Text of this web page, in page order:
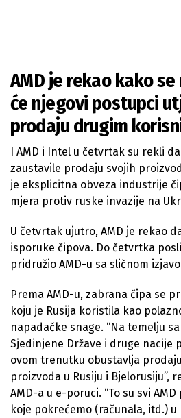
AMD je rekao kako
će njegovi postupci
prodaju drugim
I AMD i Intel u četvrtak su rekli
zaustavile prodaju svojih
je eksplicitna obveza industrije
mjera protiv ruske invazije na
U četvrtak ujutro, AMD je rekao
isporuke čipova. Do četvrtka
pridružio AMD-u sa sličnom
Prema AMD-u, zabrana čipa se
koju je Rusija koristila kao
napadačke snage. “Na temelju
Sjedinjene Države i druge nacije
ovom trenutku obustavlja
proizvoda u Rusiju i Bjelorusiju”,
AMD-a u e-poruci. “To su svi
koje pokrećemo (računala, itd.) u